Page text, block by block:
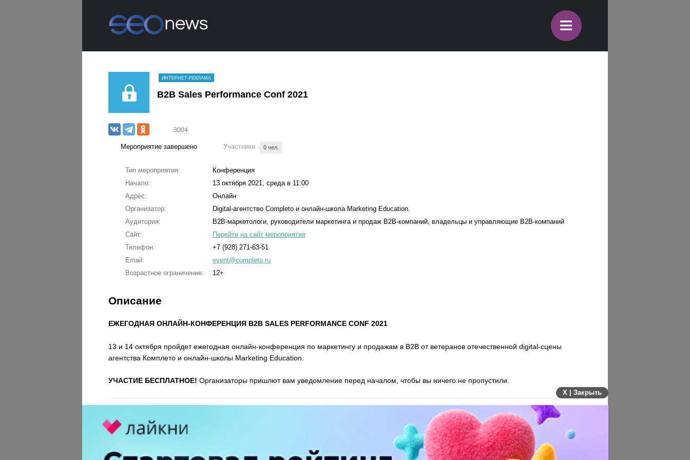
≡
ИНТЕРНЕТ-РЕКЛАМА
B2B Sales Performance Conf 2021
3004
Мероприятие завершено Участники 0 чел.
Тип мероприятия:
Конференция
Начало:
13 октября 2021, среда в 11:00
Адрес:
Онлайн
Организатор:
Digital-агентство Completo и онлайн-школа Marketing Education.
Аудитория:
B2B-маркетологи, руководители маркетинга и продаж B2B-компаний, владельцы и управляющие B2B-компаний
Сайт:
Перейти на сайт мероприятия
Телефон:
+7 (928) 271-63-51
Email:
event@completo.ru
Возрастное ограничение:
12+
Описание
ЕЖЕГОДНАЯ ОНЛАЙН-КОНФЕРЕНЦИЯ B2B SALES PERFORMANCE CONF 2021
13 и 14 октября пройдет ежегодная онлайн-конференция по маркетингу и продажам в B2B от ветеранов отечественной digital-сцены
агентства Комплето и онлайн-школы Marketing Education.
УЧАСТИЕ БЕСПЛАТНОЕ! Организаторы пришлют вам уведомление перед началом, чтобы вы ничего не пропустили.
X | Закрыть